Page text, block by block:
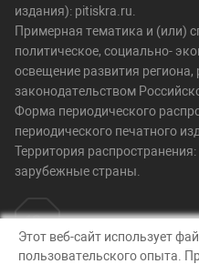
издания): pitiskra.ru.
Примерная тематика и (или)
политическое, социально-
освещение развития региона,
законодательством
Форма периодического
периодического печатного
Территория
зарубежные страны.
Этот веб-сайт использует
пользовательского опыта.